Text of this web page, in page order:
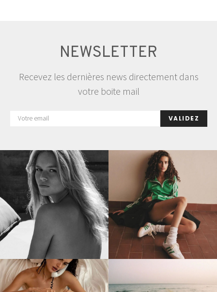
NEWSLETTER
Recevez les dernières news directement dans
votre boite mail
VALIDEZ